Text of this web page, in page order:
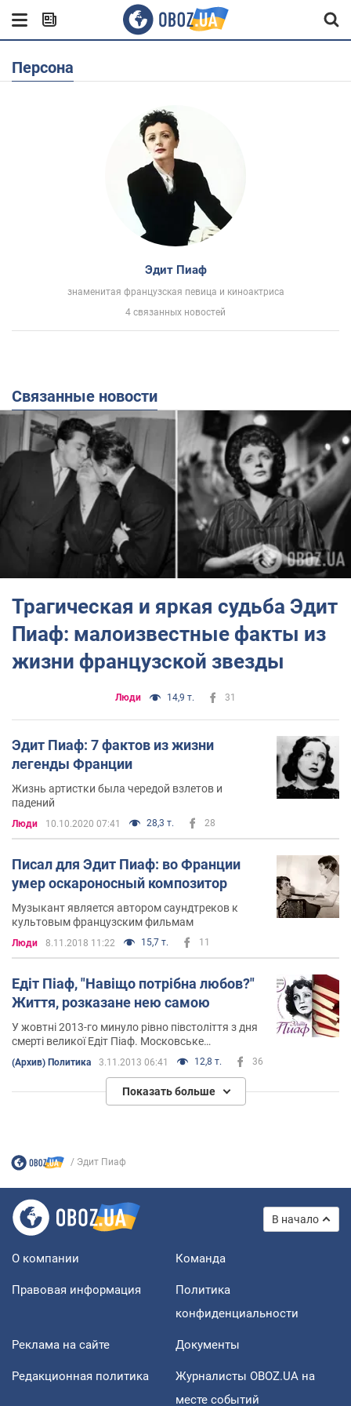
Персона
Эдит Пиаф
знаменитая французская певица и киноактриса
4 связанных новостей
Связанные новости
Трагическая и яркая судьба Эдит
Пиаф: малоизвестные факты из
жизни французской звезды
Люди 14,9 т. 31
Эдит Пиаф: 7 фактов из жизни
легенды Франции
Жизнь артистки была чередой взлетов и
падений
Люди 10.10.2020 07:41 28,3 т. 28
Писал для Эдит Пиаф: во Франции
умер оскароносный композитор
Музыкант является автором саундтреков к
культовым французским фильмам
Люди 8.11.2018 11:22 15,7 т. 11
Едіт Піаф, "Навіщо потрібна любов?"
Життя, розказане нею самою
У жовтні 2013-го минуло рівно півстоліття з дня
смерті великої Едіт Піаф. Московське
видавництво "Яуза-Пресс" перевидало
автобіографію легенди
(Архив) Политика 3.11.2013 06:41 12,8 т. 36
Показать больше
Эдит Пиаф
В начало
О компании Команда
Правовая информация
Политика
конфиденциальности
Реклама на сайте Документы
Редакционная политика
Журналисты OBOZ.UA на
месте событий